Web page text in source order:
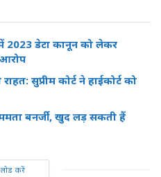
डेटा कानून को लेकर
सुप्रीम कोर्ट ने हाईकोर्ट को
बनर्जी, खुद लड़ सकती हैं
करें